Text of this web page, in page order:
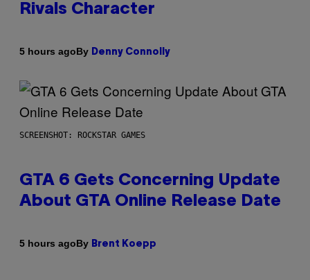
Rivals Character
5 hours agoBy Denny Connolly
SCREENSHOT: ROCKSTAR GAMES
GTA 6 Gets Concerning Update
About GTA Online Release Date
5 hours agoBy Brent Koepp